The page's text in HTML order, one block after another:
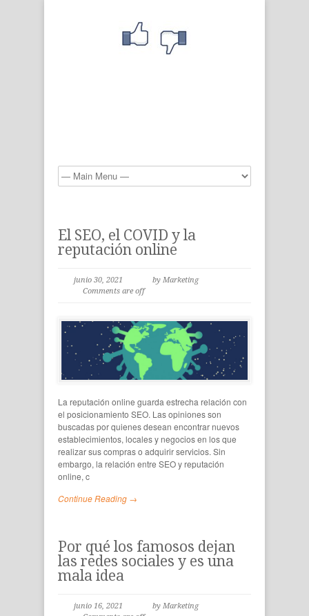
El SEO, el COVID y la
reputación online
junio 30, 2021
by Marketing
Comments are off
La reputación online guarda estrecha relación con
el posicionamiento SEO. Las opiniones son
buscadas por quienes desean encontrar nuevos
establecimientos, locales y negocios en los que
realizar sus compras o adquirir servicios. Sin
embargo, la relación entre SEO y reputación
online, c
Continue Reading →
Por qué los famosos dejan
las redes sociales y es una
mala idea
junio 16, 2021
by Marketing